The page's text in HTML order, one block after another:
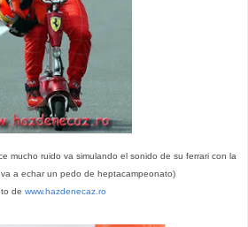
mucho ruido va simulando el sonido de su ferrari con la
a echar un pedo de heptacampeonato)
de www.hazdenecaz.ro